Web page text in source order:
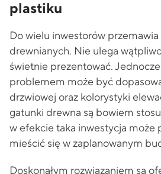
plastiku
Do wielu inwestorów
drewnianych. Nie ulega
świetnie prezentować.
problemem może być
drzwiowej oraz kolorystyki
gatunki drewna są bowiem
w efekcie taka inwestycja może
mieścić się w zaplanowanym
Doskonałym rozwiązaniem są